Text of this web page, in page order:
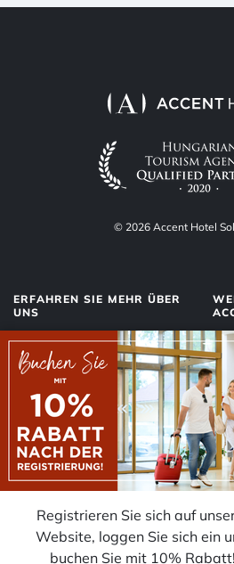
© 2026 Accent Hotel
ERFAHREN SIE MEHR ÜBER
UNS
Über uns
Datenschutz
Impressum
Warum Accent?
FOLGEN SIE
Registrieren Sie sich auf
Website, loggen Sie sich ein
buchen Sie mit 10% Rabatt!